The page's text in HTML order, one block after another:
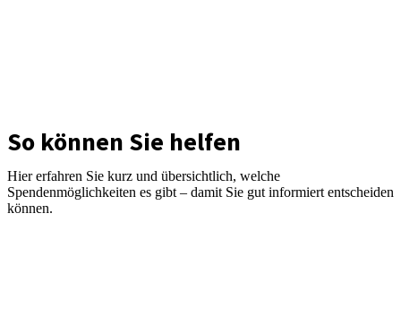
So können Sie helfen
Hier erfahren Sie kurz und übersichtlich, welche
Spendenmöglichkeiten es gibt – damit Sie gut informiert entscheiden
können.